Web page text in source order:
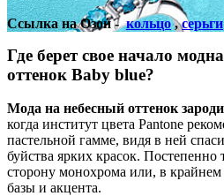
Ссылка на Озон -кольцо,серьги
Где берет свое начало
оттенок Baby blue?
Мода на небесный оттенок
когда институт цвета Pantone
пастельной гамме, видя в ней
буйства ярких красок.
сторону монохрома или, в крайнем
базы и акцента.